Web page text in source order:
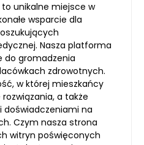
unikalne miejsce w
wsparcie dla
Nasza platforma
do gromadzenia
zdrowotnych.
w której mieszkańcy
a także
doświadczeniami na
Czym nasza strona
witryn poświęconych